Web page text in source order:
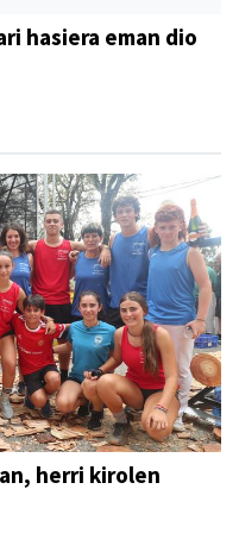
hasiera eman dio
herri kirolen